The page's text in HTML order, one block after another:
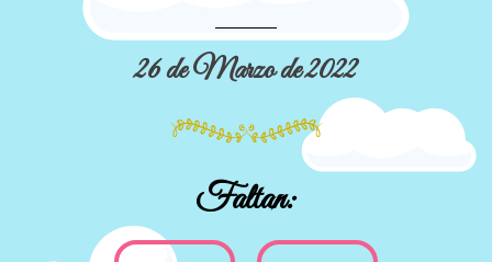
26 de Marzo de 2022
Faltan: